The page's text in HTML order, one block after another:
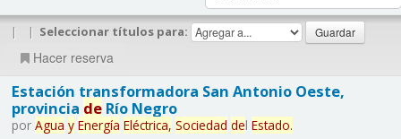
| | Seleccionar títulos para:
Hacer reserva
Estación transformadora San Antonio Oeste,
provincia deRío Negro
por Agua y Energía Eléctrica, Sociedad del Estado.